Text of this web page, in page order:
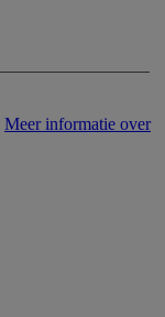
Meer informatie over